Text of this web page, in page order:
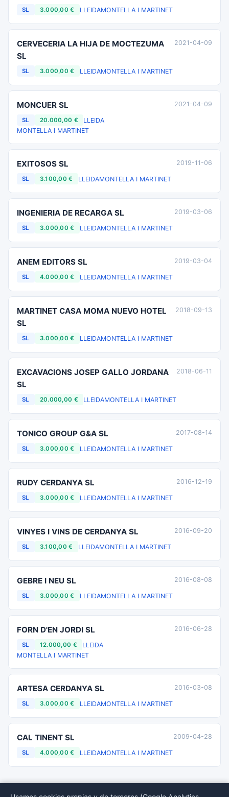
SL 3.000,00 € LLEIDAMONTELLA I MARTINET
CERVECERIA LA HIJA DE MOCTEZUMA
SL
SL 3.000,00 € LLEIDAMONTELLA I MARTINET
2021-04-09
MONCUER SL
SL 20.000,00 €
LLEIDA
MONTELLA I MARTINET
2021-04-09
EXITOSOS SL
SL 3.100,00 € LLEIDAMONTELLA I MARTINET
2019-11-06
INGENIERIA DE RECARGA SL
SL 3.000,00 € LLEIDAMONTELLA I MARTINET
2019-03-06
ANEM EDITORS SL
SL 4.000,00 € LLEIDAMONTELLA I MARTINET
2019-03-04
MARTINET CASA MOMA NUEVO HOTEL
SL
SL 3.000,00 € LLEIDAMONTELLA I MARTINET
2018-09-13
EXCAVACIONS JOSEP GALLO JORDANA
SL
SL 20.000,00 € LLEIDAMONTELLA I MARTINET
2018-06-11
TONICO GROUP G&A SL
SL 3.000,00 € LLEIDAMONTELLA I MARTINET
2017-08-14
RUDY CERDANYA SL
SL 3.000,00 € LLEIDAMONTELLA I MARTINET
2016-12-19
VINYES I VINS DE CERDANYA SL
SL 3.100,00 € LLEIDAMONTELLA I MARTINET
2016-09-20
GEBRE I NEU SL
SL 3.000,00 € LLEIDAMONTELLA I MARTINET
2016-08-08
FORN D'EN JORDI SL
SL 12.000,00 €
LLEIDA
MONTELLA I MARTINET
2016-06-28
ARTESA CERDANYA SL
SL 3.000,00 € LLEIDAMONTELLA I MARTINET
2016-03-08
CAL TINENT SL
SL 4.000,00 € LLEIDAMONTELLA I MARTINET
2009-04-28